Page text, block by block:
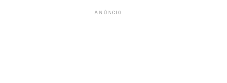
ANÚNCIO